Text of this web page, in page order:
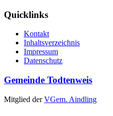
Quicklinks
Kontakt
Inhaltsverzeichnis
Impressum
Datenschutz
Gemeinde Todtenweis
Mitglied derVGem. Aindling